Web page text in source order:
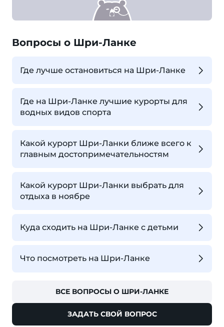
Вопросы о Шри-Ланке
Где лучше остановиться на Шри-Ланке
Где на Шри-Ланке лучшие курорты для
водных видов спорта
Какой курорт Шри-Ланки ближе всего к
главным достопримечательностям
Какой курорт Шри-Ланки выбрать для
отдыха в ноябре
Куда сходить на Шри-Ланке с детьми
Что посмотреть на Шри-Ланке
ВСЕ ВОПРОСЫ О ШРИ-ЛАНКЕ
ЗАДАТЬ СВОЙ ВОПРОС